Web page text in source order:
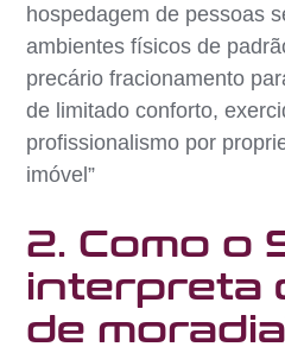
hospedagem de pessoas
ambientes físicos de
precário fracionamento
de limitado conforto,
profissionalismo por
imóvel”
2. Como o
interpreta
de